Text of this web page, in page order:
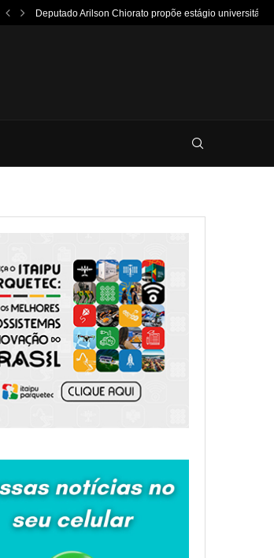
Deputado Arilson Chiorato propõe estágio universitário